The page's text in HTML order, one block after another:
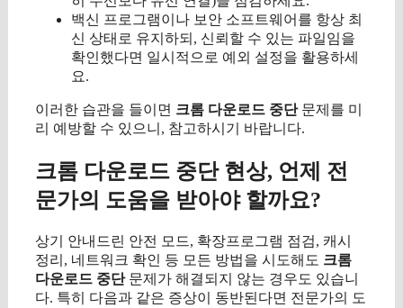
백신 프로그램이나 보안 소프트웨어를 항상 최
신 상태로 유지하되, 신뢰할 수 있는 파일임을
확인했다면 일시적으로 예외 설정을 활용하세
요.
이러한 습관을 들이면 크롬 다운로드 중단문제를 미
리 예방할 수 있으니, 참고하시기 바랍니다.
크롬 다운로드 중단 현상, 언제 전
문가의 도움을 받아야 할까요?
상기 안내드린 안전 모드, 확장프로그램 점검, 캐시
정리, 네트워크 확인 등 모든 방법을 시도해도 크롬
다운로드 중단문제가 해결되지 않는 경우도 있습니
다. 특히 다음과 같은 증상이 동반된다면 전문가의 도